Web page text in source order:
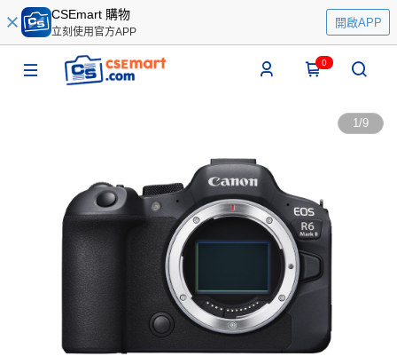
CSEmart 購物
立刻使用官方APP
開啟APP
0
1/9